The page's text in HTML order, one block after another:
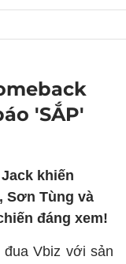
'SẮP'
khiến
Sơn Tùng và
đáng xem!
Vbiz với sản